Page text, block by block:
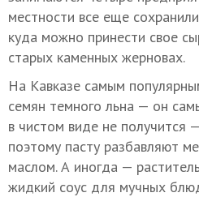
местности все еще
куда можно принести свое
старых каменных жерновах.
На Кавказе самым
семян темного льна — он
в чистом виде не получится
поэтому пасту разбавляют
маслом. А иногда —
жидкий соус для мучных